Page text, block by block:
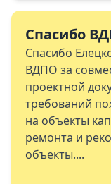
Спасибо
Спасибо
ВДПО за
проектной
требований
на объекты
ремонта и
объекты....